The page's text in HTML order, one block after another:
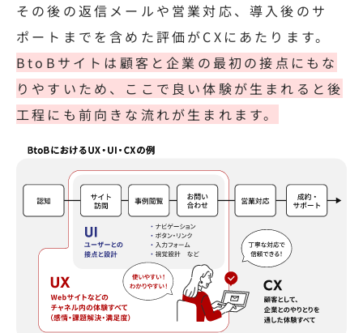
その後の返信メールや営業対応、導入後のサ
ポートまでを含めた評価がCXにあたります。
BtoBサイトは顧客と企業の最初の接点にもな
りやすいため、ここで良い体験が生まれると後
工程にも前向きな流れが生まれます。